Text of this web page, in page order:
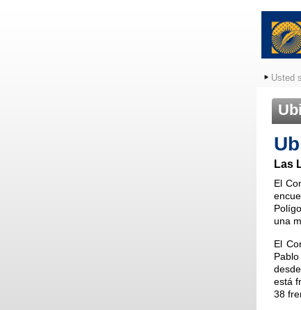
Usted
Las
El
una
El
está
38